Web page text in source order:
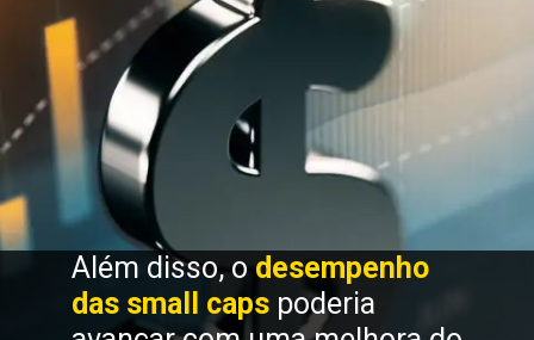
Além disso, o desempenho
das small caps poderia